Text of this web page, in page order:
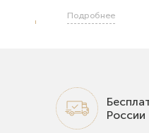
Подробнее
России